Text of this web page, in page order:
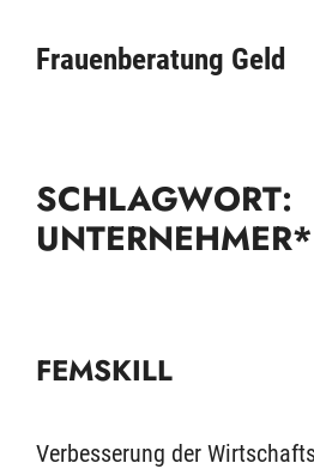
InhaltFrauenberatung Geld
SCHLAGWORT:
FEMSKILL
Verbesserung der